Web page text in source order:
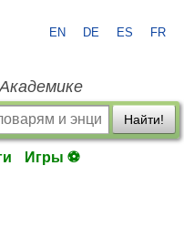
EN DE ES FR
Найти!
Игры ⚽